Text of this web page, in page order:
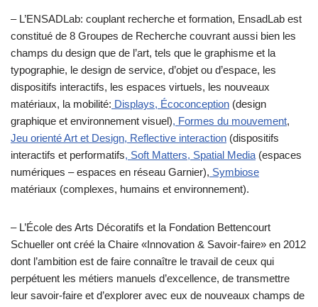
– L’ENSADLab: couplant recherche et formation, EnsadLab est
constitué de 8 Groupes de Recherche couvrant aussi bien les
champs du design que de l’art, tels que le graphisme et la
typographie, le design de service, d’objet ou d’espace, les
dispositifs interactifs, les espaces virtuels, les nouveaux
matériaux, la mobilité: Displays, Écoconception (design
graphique et environnement visuel), Formes du mouvement,
Jeu orienté Art et Design, Reflective interaction (dispositifs
interactifs et performatifs, Soft Matters, Spatial Media (espaces
numériques – espaces en réseau Garnier), Symbiose
matériaux (complexes, humains et environnement).
– L’École des Arts Décoratifs et la Fondation Bettencourt
Schueller ont créé la Chaire «Innovation & Savoir-faire» en 2012
dont l’ambition est de faire connaître le travail de ceux qui
perpétuent les métiers manuels d’excel­lence, de transmettre
leur sa­voir-faire et d’explorer avec eux de nouveaux champs de